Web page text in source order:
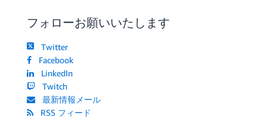
フォローお願いいたします
Twitter
Facebook
LinkedIn
Twitch
最新情報メール
RSS フィード